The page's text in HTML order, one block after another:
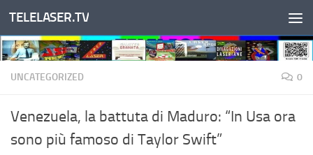
Salta al contenuto
TELELASER.TV
UNCATEGORIZED 0
Venezuela, la battuta di Maduro: “In Usa ora
sono più famoso di Taylor Swift”